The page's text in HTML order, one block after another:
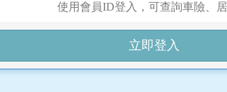
使用會員ID登入，可查詢車險、
立即登入